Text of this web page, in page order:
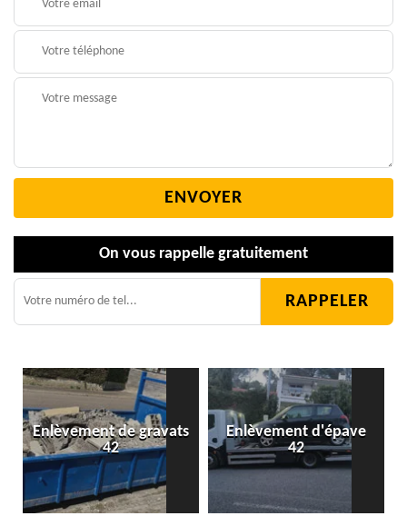
On vous rappelle gratuitement
Enlèvement de gravats
42
Enlèvement d'épave
42